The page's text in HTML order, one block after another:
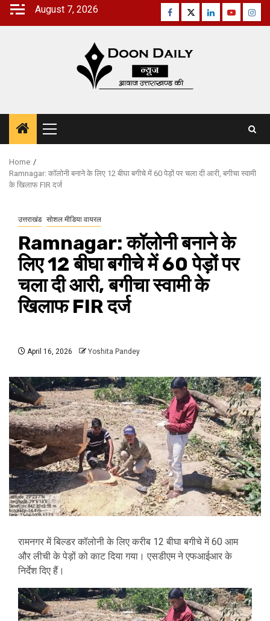
Skip
August 7, 2026 Facebook
TwitterLinkedinYoutube
Primary
Menu
Home
Ramnagar: कॉलोनी बनाने के लिए 12 बीघा बगीचे में 60 पेड़ों पर चला दी आरी, बगीचा स्वामी
के खिलाफ FIR दर्ज
उत्तराखंड सोशल मीडिया वायरल
Ramnagar: कॉलोनी बनाने के
लिए 12 बीघा बगीचे में 60 पेड़ों पर
चला दी आरी, बगीचा स्वामी के
खिलाफ FIR दर्ज
April 16, 2026 Yoshita Pandey
रामनगर में बिल्डर कॉलोनी के लिए करीब 12 बीघा बगीचे में 60 आम
और लीची के पेड़ों को काट दिया गया। एसडीएम ने एफआईआर के
निर्देश दिए हैं।